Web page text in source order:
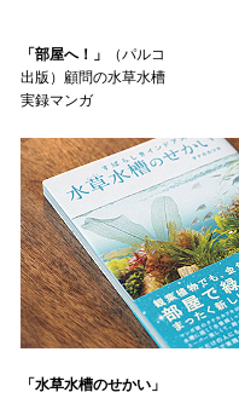
「部屋へ！」
（パルコ
出版）顧問の水草水槽
実録マンガ
「水草水槽のせかい」